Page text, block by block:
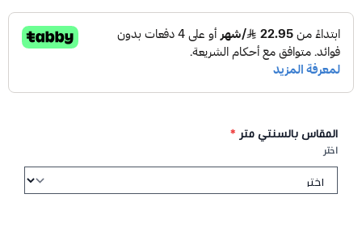
المقاس بالسنتي متر *
اختر